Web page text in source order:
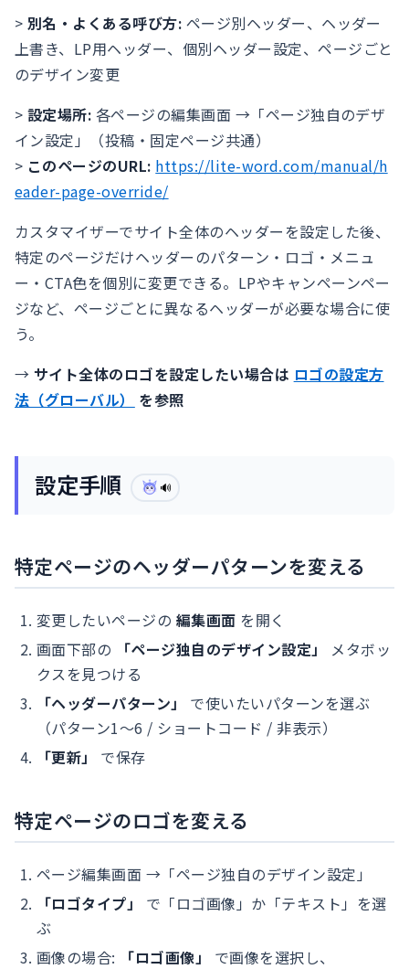
> 別名・よくある呼び方: ページ別ヘッダー、ヘッダー
上書き、LP用ヘッダー、個別ヘッダー設定、ページごと
のデザイン変更
> 設定場所: 各ページの編集画面 →「ページ独自のデザ
イン設定」（投稿・固定ページ共通）
> このページのURL: https://lite-word.com/manual/h
eader-page-override/
カスタマイザーでサイト全体のヘッダーを設定した後、
特定のページだけヘッダーのパターン・ロゴ・メニュ
ー・CTA色を個別に変更できる。LPやキャンペーンペー
ジなど、ページごとに異なるヘッダーが必要な場合に使
う。
→ サイト全体のロゴを設定したい場合は ロゴの設定方
法（グローバル）
を参照
設定手順 🔊
特定ページのヘッダーパターンを変える
変更したいページの 編集画面 を開く
画面下部の
「ページ独自のデザイン設定」
メタボッ
クスを見つける
「ヘッダーパターン」
で使いたいパターンを選ぶ
（パターン1〜6 / ショートコード / 非表示）
「更新」
で保存
特定ページのロゴを変える
ページ編集画面 →「ページ独自のデザイン設定」
「ロゴタイプ」
で「ロゴ画像」か「テキスト」を選
ぶ
画像の場合:
「ロゴ画像」
で画像を選択し、